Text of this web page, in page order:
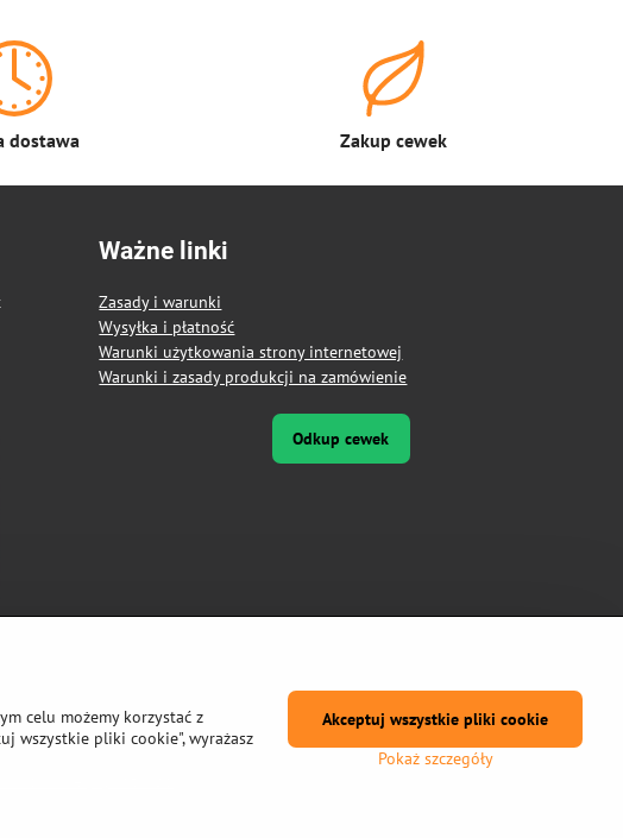
dostawa Zakup cewek
Ważne linki
Zasady i warunki
Wysyłka i płatność
Warunki użytkowania strony internetowej
Warunki i zasady produkcji na zamówienie
Odkup cewek
celu możemy korzystać z
wszystkie pliki cookie", wyrażasz
Pokaż szczegóły
Akceptuj wszystkie pliki cookie